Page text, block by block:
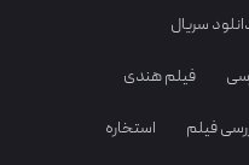
سریال
فیلم هندی
فیلم استخاره